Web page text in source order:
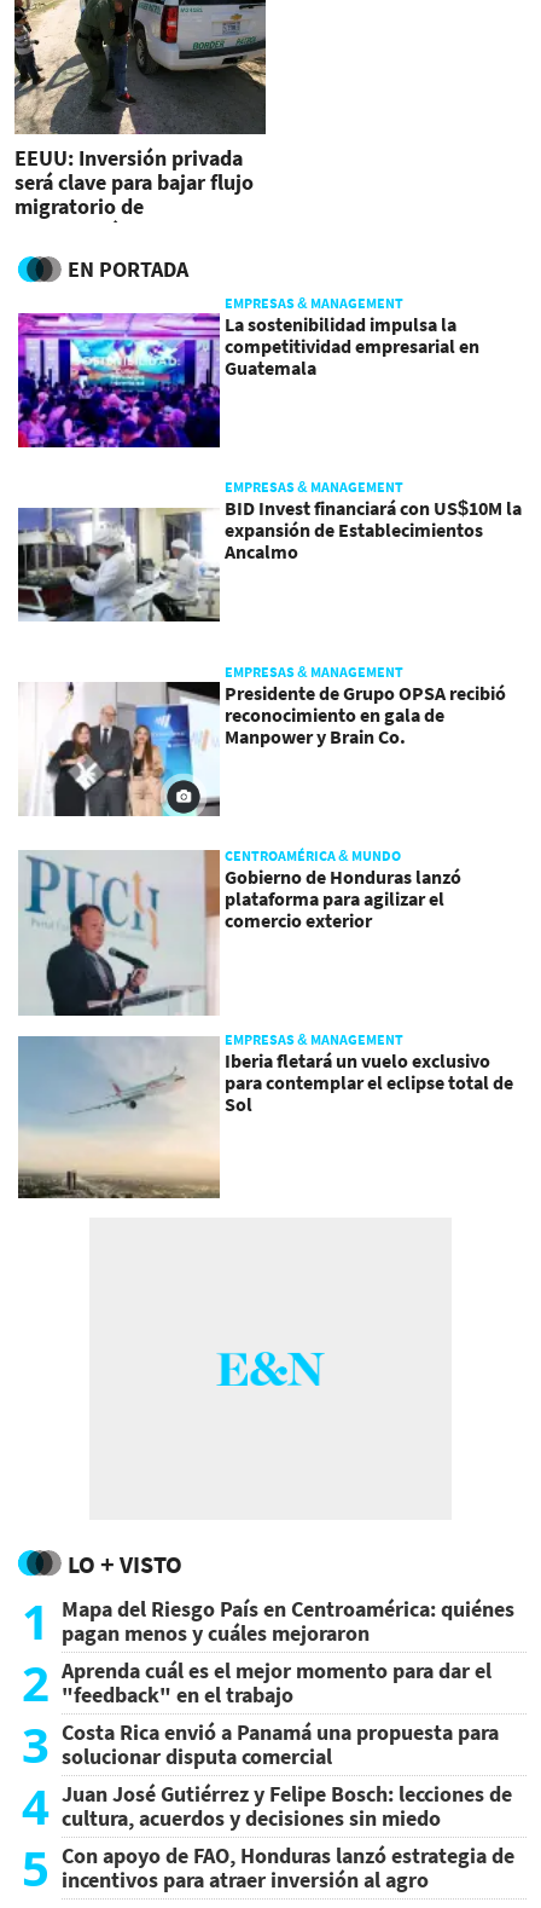
EEUU: Inversión privada
será clave para bajar flujo
migratorio de
Centroamérica
EN PORTADA
EMPRESAS & MANAGEMENT
La sostenibilidad impulsa la
competitividad empresarial en
Guatemala
EMPRESAS & MANAGEMENT
BID Invest financiará con US$10M la
expansión de Establecimientos
Ancalmo
EMPRESAS & MANAGEMENT
Presidente de Grupo OPSA recibió
reconocimiento en gala de
Manpower y Brain Co.
CENTROAMÉRICA & MUNDO
Gobierno de Honduras lanzó
plataforma para agilizar el
comercio exterior
EMPRESAS & MANAGEMENT
Iberia fletará un vuelo exclusivo
para contemplar el eclipse total de
Sol
LO + VISTO
1
Mapa del Riesgo País en Centroamérica: quiénes
pagan menos y cuáles mejoraron
2 Aprenda cuál es el mejor momento para dar el
"feedback" en el trabajo
3 Costa Rica envió a Panamá una propuesta para
solucionar disputa comercial
4 Juan José Gutiérrez y Felipe Bosch: lecciones de
cultura, acuerdos y decisiones sin miedo
5 Con apoyo de FAO, Honduras lanzó estrategia de
incentivos para atraer inversión al agro